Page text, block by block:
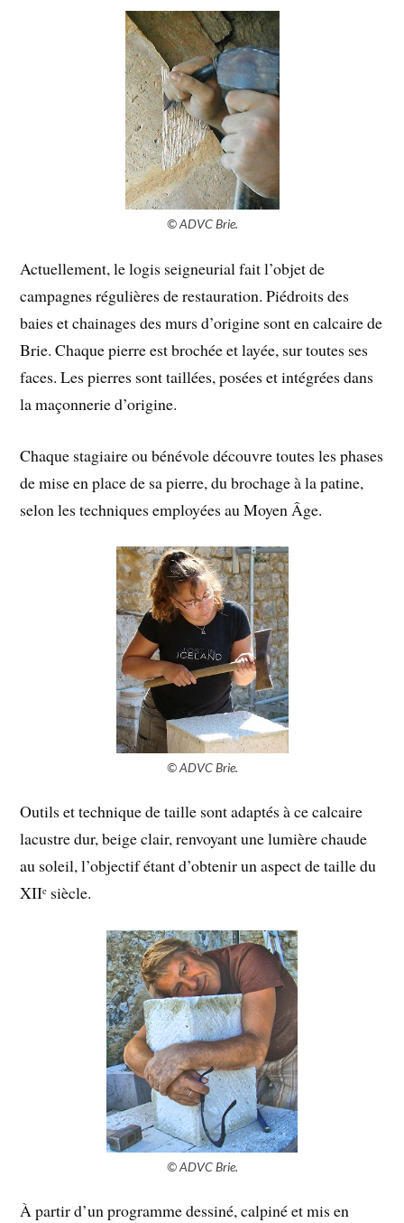
© ADVC Brie.
Actuellement, le logis seigneurial fait l’objet de
campagnes régulières de restauration. Piédroits des
baies et chainages des murs d’origine sont en calcaire de
Brie. Chaque pierre est brochée et layée, sur toutes ses
faces. Les pierres sont taillées, posées et intégrées dans
la maçonnerie d’origine.
Chaque stagiaire ou bénévole découvre toutes les phases
de mise en place de sa pierre, du brochage à la patine,
selon les techniques employées au Moyen Âge.
© ADVC Brie.
Outils et technique de taille sont adaptés à ce calcaire
lacustre dur, beige clair, renvoyant une lumière chaude
au soleil, l’objectif étant d’obtenir un aspect de taille du
XIIᵉ siècle.
© ADVC Brie.
À partir d’un programme dessiné, calpiné et mis en